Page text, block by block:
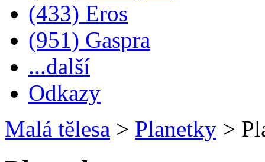
(433) Eros
(951) Gaspra
...další
Odkazy
Malá tělesa > Planetky >